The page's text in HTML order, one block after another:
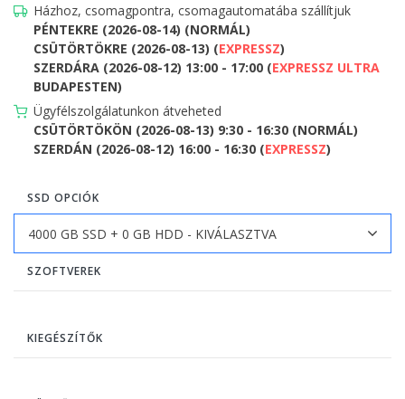
Házhoz, csomagpontra, csomagautomatába szállítjuk
PÉNTEKRE (2026-08-14) (NORMÁL)
CSÜTÖRTÖKRE (2026-08-13) (EXPRESSZ)
SZERDÁRA (2026-08-12) 13:00 - 17:00 (EXPRESSZ ULTRA
BUDAPESTEN)
Ügyfélszolgálatunkon átveheted
CSÜTÖRTÖKÖN (2026-08-13) 9:30 - 16:30 (NORMÁL)
SZERDÁN (2026-08-12) 16:00 - 16:30 (EXPRESSZ)
SSD OPCIÓK
SZOFTVEREK
KIEGÉSZÍTŐK